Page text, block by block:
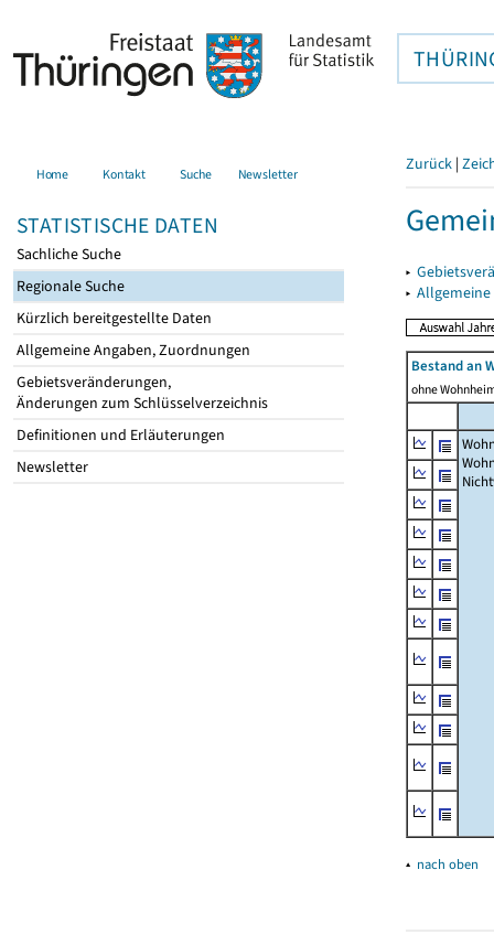
Home Kontakt Suche Newsletter
STATISTISCHE DATEN
Sachliche Suche
Regionale Suche
Kürzlich bereitgestellte Daten
Allgemeine Angaben, Zuordnungen
Gebietsveränderungen,
Änderungen zum Schlüsselverzeichnis
Definitionen und Erläuterungen
Newsletter
Zurück |
▸
▸
Bestand an
ohne
▴ nach oben